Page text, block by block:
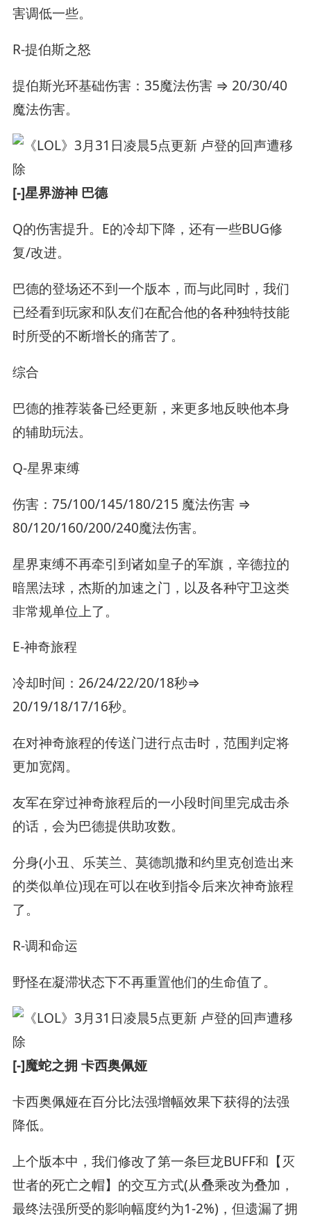
害调低一些。
R-提伯斯之怒
提伯斯光环基础伤害：35魔法伤害 ⇒ 20/30/40
魔法伤害。
[-]星界游神 巴德
Q的伤害提升。E的冷却下降，还有一些BUG修
复/改进。
巴德的登场还不到一个版本，而与此同时，我们
已经看到玩家和队友们在配合他的各种独特技能
时所受的不断增长的痛苦了。
综合
巴德的推荐装备已经更新，来更多地反映他本身
的辅助玩法。
Q-星界束缚
伤害：75/100/145/180/215 魔法伤害 ⇒
80/120/160/200/240魔法伤害。
星界束缚不再牵引到诸如皇子的军旗，辛德拉的
暗黑法球，杰斯的加速之门，以及各种守卫这类
非常规单位上了。
E-神奇旅程
冷却时间：26/24/22/20/18秒⇒
20/19/18/17/16秒。
在对神奇旅程的传送门进行点击时，范围判定将
更加宽阔。
友军在穿过神奇旅程后的一小段时间里完成击杀
的话，会为巴德提供助攻数。
分身(小丑、乐芙兰、莫德凯撒和约里克创造出来
的类似单位)现在可以在收到指令后来次神奇旅程
了。
R-调和命运
野怪在凝滞状态下不再重置他们的生命值了。
[-]魔蛇之拥 卡西奥佩娅
卡西奥佩娅在百分比法强增幅效果下获得的法强
降低。
上个版本中，我们修改了第一条巨龙BUFF和【灭
世者的死亡之帽】的交互方式(从叠乘改为叠加，
最终法强所受的影响幅度约为1-2%)，但遗漏了拥